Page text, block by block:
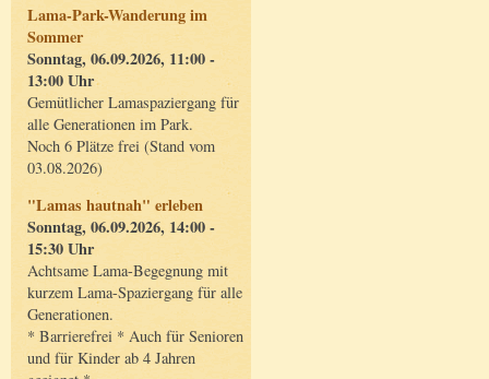
Lama-Park-Wanderung im
Sommer
Sonntag, 06.09.2026, 11:00 -
13:00 Uhr
Gemütlicher Lamaspaziergang für
alle Generationen im Park.
Noch 6 Plätze frei (Stand vom
03.08.2026)
"Lamas hautnah" erleben
Sonntag, 06.09.2026, 14:00 -
15:30 Uhr
Achtsame Lama-Begegnung mit
kurzem Lama-Spaziergang für alle
Generationen.
* Barrierefrei * Auch für Senioren
und für Kinder ab 4 Jahren